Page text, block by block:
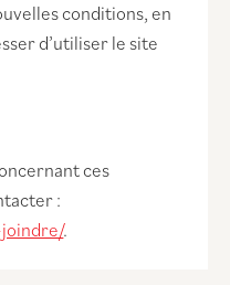
conditions, en
d’utiliser le site
ces
:
.